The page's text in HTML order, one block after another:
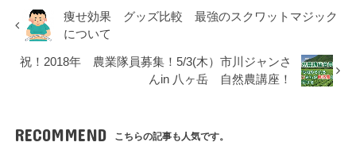
痩せ効果 グッズ比較 最強のスクワットマジック
について
祝！2018年 農業隊員募集！5/3(木）市川ジャンさ
んin 八ヶ岳 自然農講座！
RECOMMEND こちらの記事も人気です。